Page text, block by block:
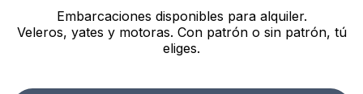
Embarcaciones disponibles para alquiler.
Veleros, yates y motoras. Con patrón o sin patrón, tú
eliges.